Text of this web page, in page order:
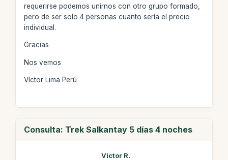
requerirse podemos unirnos con otro grupo formado,
pero de ser solo 4 personas cuanto sería el precio
individual.
Gracias
Nos vemos
Víctor Lima Perú
Consulta: Trek Salkantay 5 días 4 noches
Víctor R.